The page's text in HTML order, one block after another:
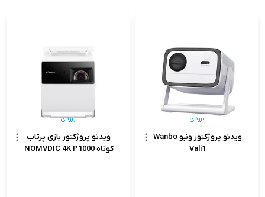
ویدئو پروژکتور ونبو Wanbo
Vali1
بزودی
ویدئو پروژکتور بازی پرتاب
کوتاه NOMVDIC 4K P1000
بزودی